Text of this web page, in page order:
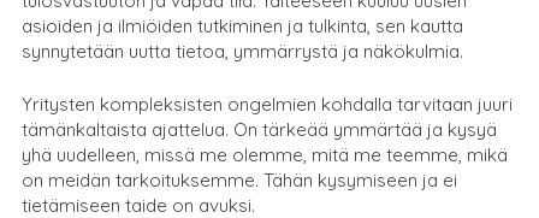
asioiden ja ilmiöiden tutkiminen ja tulkinta, sen kautta
synnytetään uutta tietoa, ymmärrystä ja näkökulmia.
Yritysten kompleksisten ongelmien kohdalla tarvitaan juuri
tämänkaltaista ajattelua. On tärkeää ymmärtää ja kysyä
yhä uudelleen, missä me olemme, mitä me teemme, mikä
on meidän tarkoituksemme. Tähän kysymiseen ja ei
tietämiseen taide on avuksi.